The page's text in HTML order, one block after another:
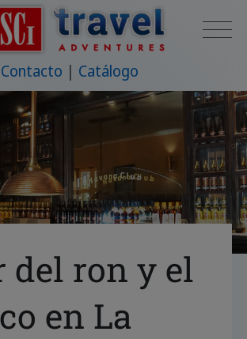
Contacto Catálogo
del ron y el
en La